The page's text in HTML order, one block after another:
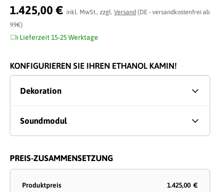
Durchschnittliche Bewertung von 0 von 5 Sternen
1.425,00 € inkl. MwSt., zzgl. Versand (DE - versandkostenfrei ab
99€)
Lieferzeit 15-25 Werktage
KONFIGURIEREN SIE IHREN ETHANOL KAMIN!
Dekoration
Soundmodul
PREIS-ZUSAMMENSETZUNG
Produktpreis
1.425,00 €